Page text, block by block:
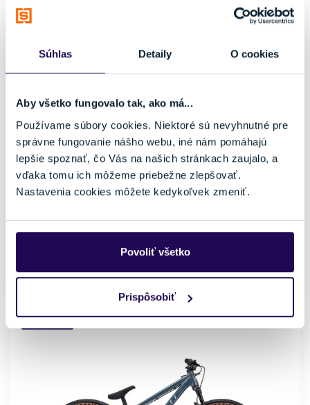
Súhlas Detaily O cookies
Aby všetko fungovalo tak, ako má...
Používame súbory cookies. Niektoré sú nevyhnutné pre
správne fungovanie nášho webu, iné nám pomáhajú
lepšie spoznať, čo Vás na našich stránkach zaujalo, a
vďaka tomu ich môžeme priebežne zlepšovať.
Nastavenia cookies môžete kedykoľvek zmeniť.
Povoliť všetko
Prispôsobiť
Bicykel Liv STP 26 Brush Aluminum
-6 %
1669,00 €
1568,86 €
Kategória
Dirt a BMX bicykle
Materiál rámu
Hliník
Nosnosť
Externý sklad: 2 až 5 pracovných dní
NOVINKA